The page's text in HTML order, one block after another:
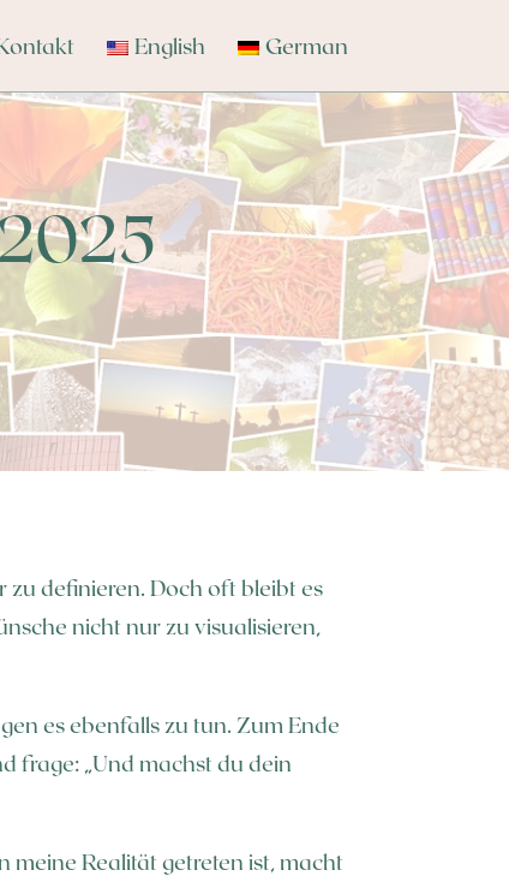
English German
definieren. Doch oft bleibt es
nicht nur zu visualisieren,
es ebenfalls zu tun. Zum Ende
frage: „Und machst du dein
meine Realität getreten ist, macht